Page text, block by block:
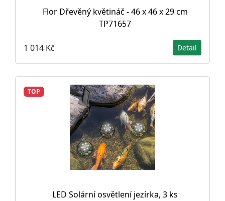
Flor Dřevěný květináč - 46 x 46 x 29 cm
TP71657
1 014 Kč Detail
TOP
LED Solární osvětlení jezírka, 3 ks